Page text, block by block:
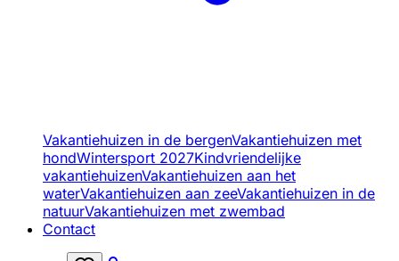
Vakantiehuizen in de bergenVakantiehuizen met
hondWintersport 2027Kindvriendelijke
vakantiehuizenVakantiehuizen aan het
waterVakantiehuizen aan zeeVakantiehuizen in de
natuurVakantiehuizen met zwembad
Contact